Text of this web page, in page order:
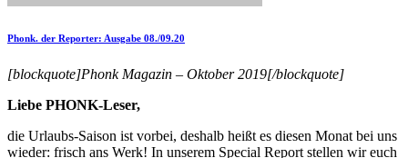
Phonk. der Reporter: Ausgabe 08./09.20
[blockquote]Phonk Magazin – Oktober 2019[/blockquote]
Liebe PHONK-Leser,
die Urlaubs-Saison ist vorbei, deshalb heißt es diesen Monat bei uns
wieder: frisch ans Werk! In unserem Special Report stellen wir euch